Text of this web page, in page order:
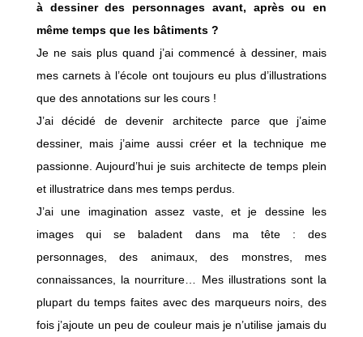
à dessiner des personnages avant, après ou en
même temps que les bâtiments ?
Je ne sais plus quand j’ai commencé à dessiner, mais
mes carnets à l’école ont toujours eu plus d’illustrations
que des annotations sur les cours !
J’ai décidé de devenir architecte parce que j’aime
dessiner, mais j’aime aussi créer et la technique me
passionne. Aujourd’hui je suis architecte de temps plein
et illustratrice dans mes temps perdus.
J’ai une imagination assez vaste, et je dessine les
images qui se baladent dans ma tête : des
personnages, des animaux, des monstres, mes
connaissances, la nourriture… Mes illustrations sont la
plupart du temps faites avec des marqueurs noirs, des
fois j’ajoute un peu de couleur mais je n’utilise jamais du